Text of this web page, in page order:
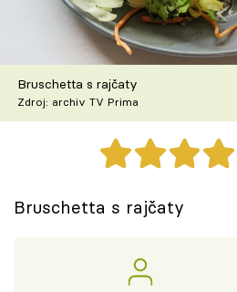
Škola vaření
Recepty z TV
Speciál: Cuketa
Těhotnej kuchař
Sledujte prima+
Bruschetta s rajčaty
Zdroj: archiv TV Prima
Bruschetta s rajčaty